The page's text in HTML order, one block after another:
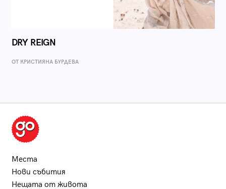
DRY REIGN
ОТ КРИСТИЯНА БУРДЕВА
Места
Нови събития
Нещата от живота